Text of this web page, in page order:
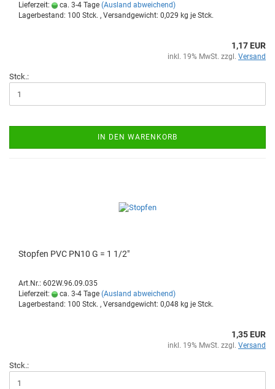
Lieferzeit:
ca. 3-4 Tage (Ausland abweichend)
Lagerbestand: 100 Stck. , Versandgewicht: 0,029 kg je Stck.
1,17 EUR
inkl. 19% MwSt. zzgl. Versand
Stck.:
IN DEN WARENKORB
Stop­fen PVC PN10 G = 1 1/2"
Art.Nr.: 602W.96.09.035
Lieferzeit:
ca. 3-4 Tage (Ausland abweichend)
Lagerbestand: 100 Stck. , Versandgewicht: 0,048 kg je Stck.
1,35 EUR
inkl. 19% MwSt. zzgl. Versand
Stck.: